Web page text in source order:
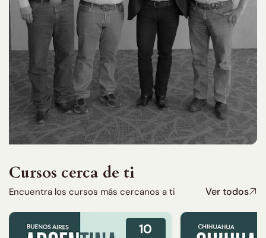
Cursos cerca de ti
Encuentra los cursos más cercanos a ti Ver todos
10